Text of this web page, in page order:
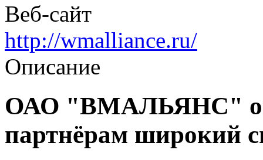
Веб-сайт
http://wmalliance.ru/
Описание
ОАО "ВМАЛЬЯНС"
партнёрам широкий